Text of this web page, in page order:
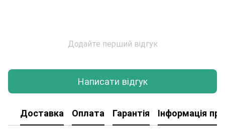
Додайте перший відгук
Написати відгук
Доставка Оплата Гарантія Інформація